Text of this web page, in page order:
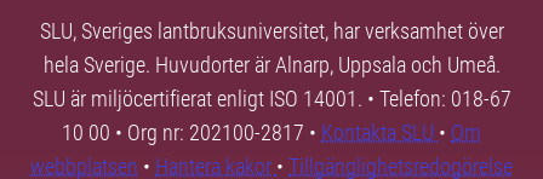
SLU, Sveriges lantbruksuniversitet, har verksamhet över
hela Sverige. Huvudorter är Alnarp, Uppsala och Umeå.
SLU är miljöcertifierat enligt ISO 14001. • Telefon: 018-67
10 00 • Org nr: 202100-2817 • Kontakta SLU • Om
webbplatsen • Hantera kakor • Tillgänglighetsredogörelse